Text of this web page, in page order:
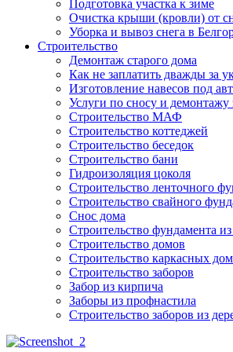
Подготовка участка к зиме
Очистка крыши (кровли) от
Уборка и вывоз снега в
Строительство
Демонтаж старого дома
Как не заплатить дважды за
Изготовление навесов под
Услуги по сносу и
Строительство МАФ
Строительство коттеджей
Строительство беседок
Строительство бани
Гидроизоляция цоколя
Строительство ленточного
Строительство свайного
Снос дома
Строительство фундамента
Строительство домов
Строительство каркасных
Строительство заборов
Забор из кирпича
Заборы из профнастила
Строительство заборов из